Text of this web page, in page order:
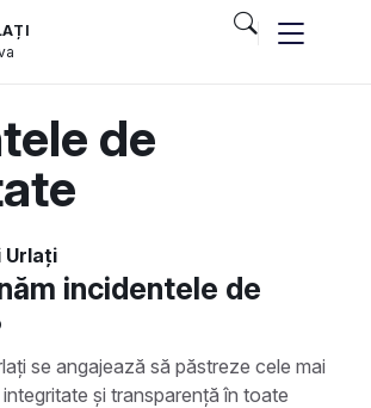
de
Urlați
incidentele de
se angajează să păstreze cele mai
și transparență în toate